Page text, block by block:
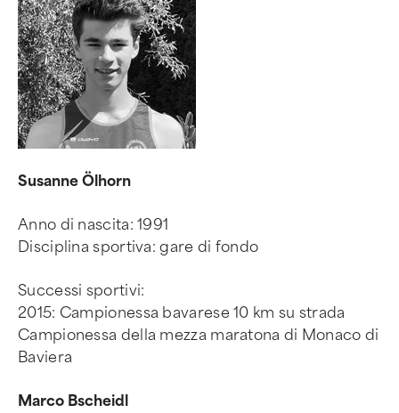
Susanne Ölhorn
Anno di nascita: 1991
Disciplina sportiva: gare di fondo
Successi sportivi:
2015: Campionessa bavarese 10 km su strada
Campionessa della mezza maratona di Monaco di
Baviera
Marco Bscheidl